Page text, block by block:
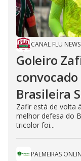
CANAL FLU NEWS
Goleiro
Brasileira
Zafir está de volta
melhor defesa do
tricolor foi...
PALMEIRAS